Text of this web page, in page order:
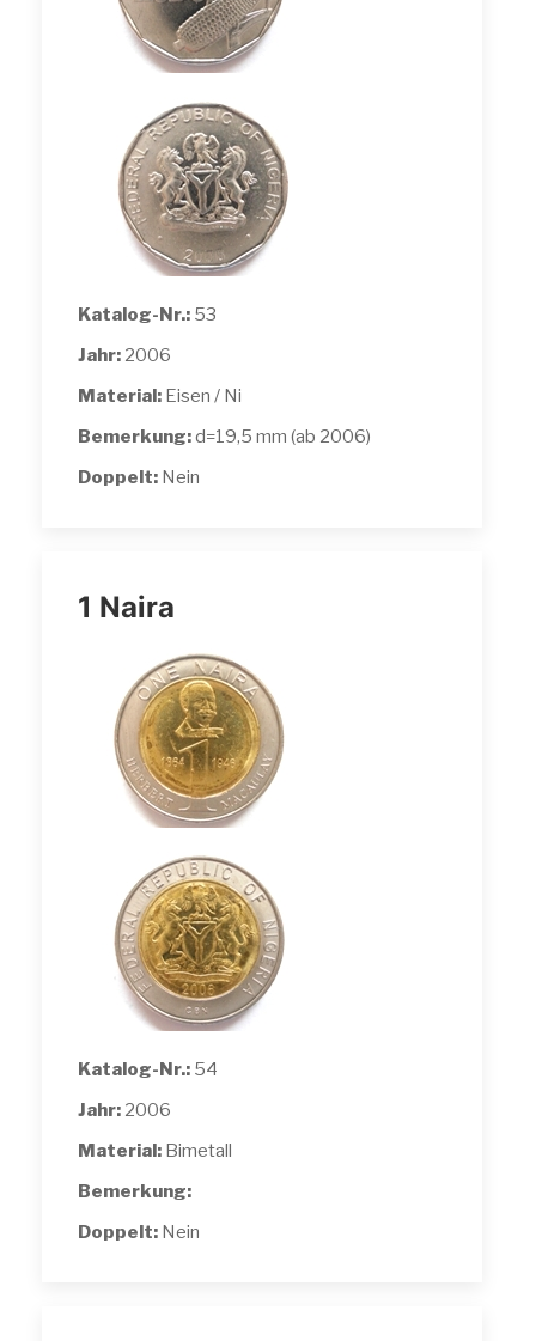
Katalog-Nr.: 53
Jahr: 2006
Material: Eisen / Ni
Bemerkung:d=19,5 mm (ab 2006)
Doppelt: Nein
1 Naira
Katalog-Nr.: 54
Jahr: 2006
Material: Bimetall
Bemerkung:
Doppelt: Nein